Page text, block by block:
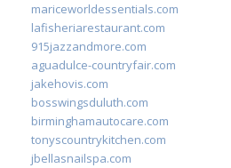
mariceworldessentials.com
lafisheriarestaurant.com
915jazzandmore.com
aguadulce-countryfair.com
jakehovis.com
bosswingsduluth.com
birminghamautocare.com
tonyscountrykitchen.com
jbellasnailspa.com